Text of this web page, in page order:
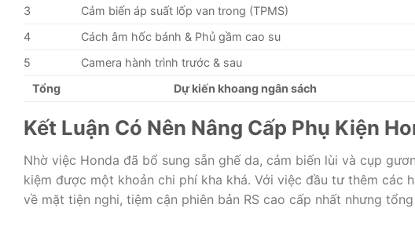
3
Cảm biến áp suất lốp van trong (TPMS)
4
Cách âm hốc bánh & Phủ gầm cao su
5
Camera hành trình trước & sau
Tổng
Dự kiến khoang ngân sách
Kết Luận Có Nên Nâng Cấp Phụ Kiện
Nhờ việc Honda đã bổ sung sẵn ghế da, cảm biến lùi và cụp
kiệm được một khoản chi phí kha khá. Với việc đầu tư thêm các
về mặt tiện nghi, tiệm cận phiên bản RS cao cấp nhất nhưng